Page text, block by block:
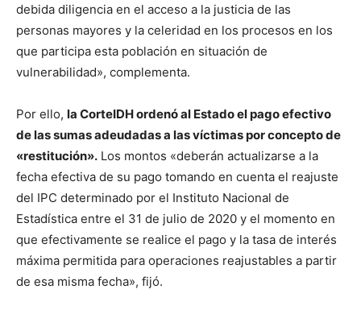
debida diligencia en el acceso a la justicia de las
personas mayores y la celeridad en los procesos en los
que participa esta población en situación de
vulnerabilidad», complementa.
Por ello, la CorteIDH ordenó al Estado el pago efectivo
de las sumas adeudadas a las víctimas por concepto de
«restitución». Los montos «deberán actualizarse a la
fecha efectiva de su pago tomando en cuenta el reajuste
del IPC determinado por el Instituto Nacional de
Estadística entre el 31 de julio de 2020 y el momento en
que efectivamente se realice el pago y la tasa de interés
máxima permitida para operaciones reajustables a partir
de esa misma fecha», fijó.